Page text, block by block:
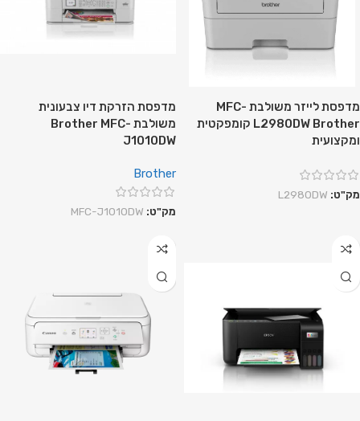
מדפסת לייזר משולבת MFC-
L2980DW Brother קומפקטית
ומקצועית
מק"ט: L2980DW
מדפסת הזרקת דיו צבעונית
משולבת Brother MFC-
J1010DW
Brother
מק"ט: MFC-J1010DW